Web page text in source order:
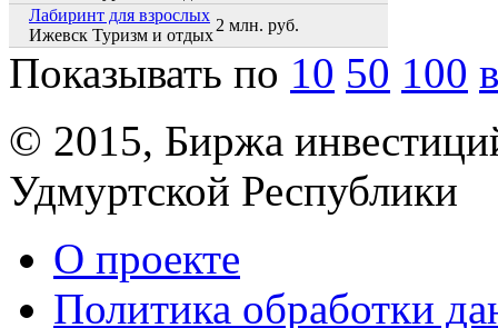
Лабиринт для взрослых
Ижевск Туризм и отдых
2 млн. руб.
Показывать по 10 50 100
© 2015, Биржа
Удмуртской Республики
О проекте
Политика обработки